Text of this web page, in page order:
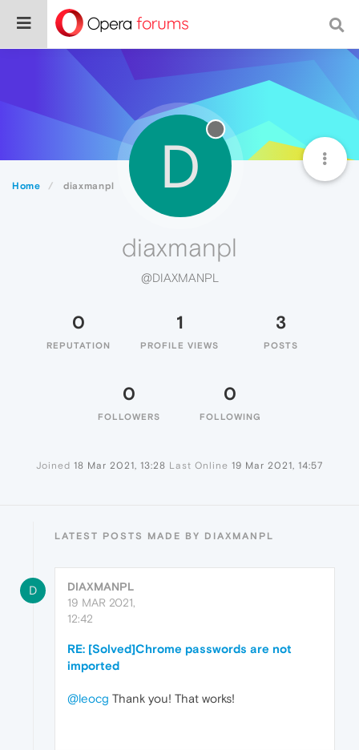
Home diaxmanpl D
diaxmanpl
@DIAXMANPL
0
REPUTATION
1
PROFILE VIEWS
3
POSTS
0
FOLLOWERS
0
FOLLOWING
Joined 18 Mar 2021, 13:28 Last Online 19 Mar 2021, 14:57
LATEST POSTS MADE BY DIAXMANPL
D
DIAXMANPL
19 MAR 2021,
12:42
RE: [Solved]Chrome passwords are not
imported
@leocg Thank you! That works!